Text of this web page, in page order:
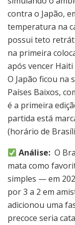
contra o Japão,
temperatura na
possui teto
na primeira
após vencer
O Japão ficou na
Países Baixos,
é a primeira
partida está
(horário de
Análise: O
mata como
simples — em
por 3 a 2 em
adicionou uma
precoce seria